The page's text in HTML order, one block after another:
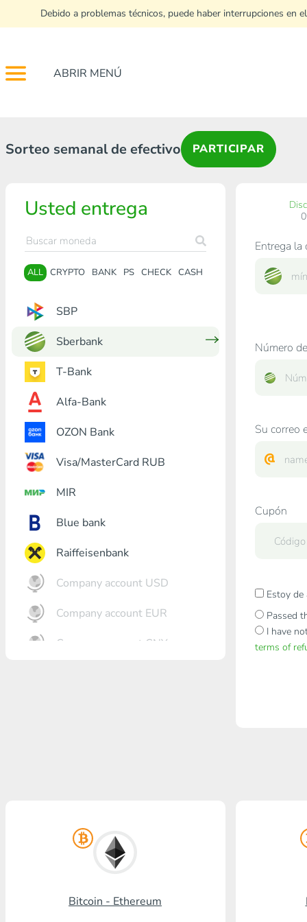
Debido a problemas técnicos, puede haber interrupciones
ABRIR MENÚ
Sorteo semanal de efectivo PARTICIPAR
Usted entrega
ALL CRYPTO BANK PS CHECK CASH
SBP
Sberbank
T-Bank
Alfa-Bank
OZON Bank
Visa/MasterCard RUB
MIR
Blue bank
Raiffeisenbank
Company account USD
Company account EUR
Company account CNY
Banco RusAg
Visa/MasterCard KGS
Entrega la
Número
Su correo
Cupón
Estoy de
Passed
I have
terms of
Bitcoin - Ethereum